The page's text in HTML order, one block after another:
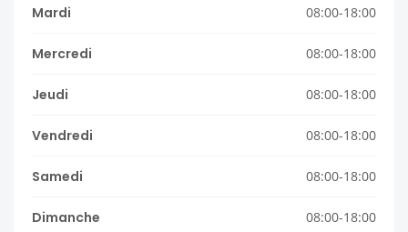
Mardi 08:00-18:00
Mercredi 08:00-18:00
Jeudi 08:00-18:00
Vendredi 08:00-18:00
Samedi 08:00-18:00
Dimanche 08:00-18:00